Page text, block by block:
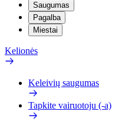
Saugumas
Pagalba
Miestai
Kelionės
Keleivių saugumas
Tapkite vairuotoju (-a)